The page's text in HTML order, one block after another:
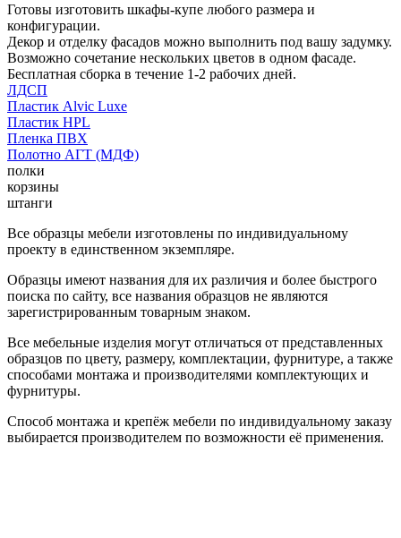
Готовы изготовить шкафы-купе любого размера и
конфигурации.
Декор и отделку фасадов можно выполнить под вашу задумку.
Возможно сочетание нескольких цветов в одном фасаде.
Бесплатная сборка в течение 1-2 рабочих дней.
ЛДСП
Пластик Alvic Luxe
Пластик HPL
Пленка ПВХ
Полотно АГТ (МДФ)
полки
корзины
штанги
Все образцы мебели изготовлены по индивидуальному
проекту в единственном экземпляре.
Образцы имеют названия для их различия и более быстрого
поиска по сайту, все названия образцов не являются
зарегистрированным товарным знаком.
Все мебельные изделия могут отличаться от представленных
образцов по цвету, размеру, комплектации, фурнитуре, а также
способами монтажа и производителями комплектующих и
фурнитуры.
Способ монтажа и крепёж мебели по индивидуальному заказу
выбирается производителем по возможности её применения.